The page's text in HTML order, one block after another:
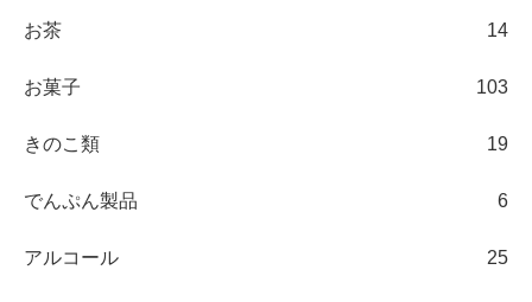
お茶 14
お菓子 103
きのこ類 19
でんぷん製品 6
アルコール 25